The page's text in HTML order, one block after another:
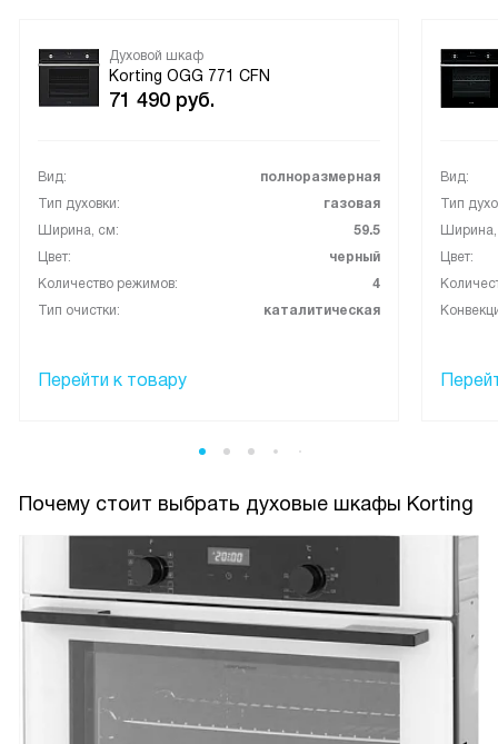
Духовой шкаф
Korting OGG 771 CFN
71 490 руб.
Вид:
полноразмерная
Тип духовки:
газовая
Ширина, см:
59.5
Цвет:
черный
Количество режимов:
4
Тип очистки:
каталитическая
Перейти к товару
Вид:
Тип
Цвет:
Почему стоит выбрать духовые шкафы Korting